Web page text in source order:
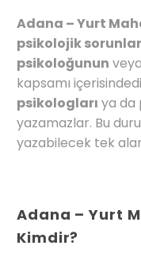
Adana – Yurt
psikolojik
psikoloğunun
kapsamı
psikologları ya da
yazamazlar. Bu
yazabilecek tek
Adana – Yurt
Kimdir?